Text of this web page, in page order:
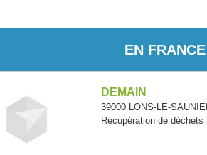
EN FRANCE
DEMAIN
39000 LONS-LE-
Récupération de déchets